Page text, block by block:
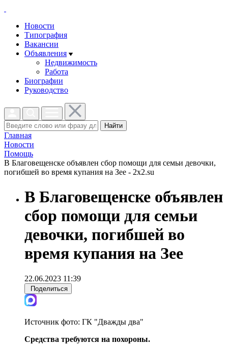
Новости
Типография
Вакансии
Объявления
Недвижимость
Работа
Биографии
Руководство
Найти
Главная
Новости
Помощь
В Благовещенске объявлен сбор помощи для семьи девочки,
погибшей во время купания на Зее - 2x2.su
В Благовещенске объявлен
сбор помощи для семьи
девочки, погибшей во
время купания на Зее
22.06.2023 11:39
Поделиться
Источник фото: ГК "Дважды два"
Средства требуются на похороны.